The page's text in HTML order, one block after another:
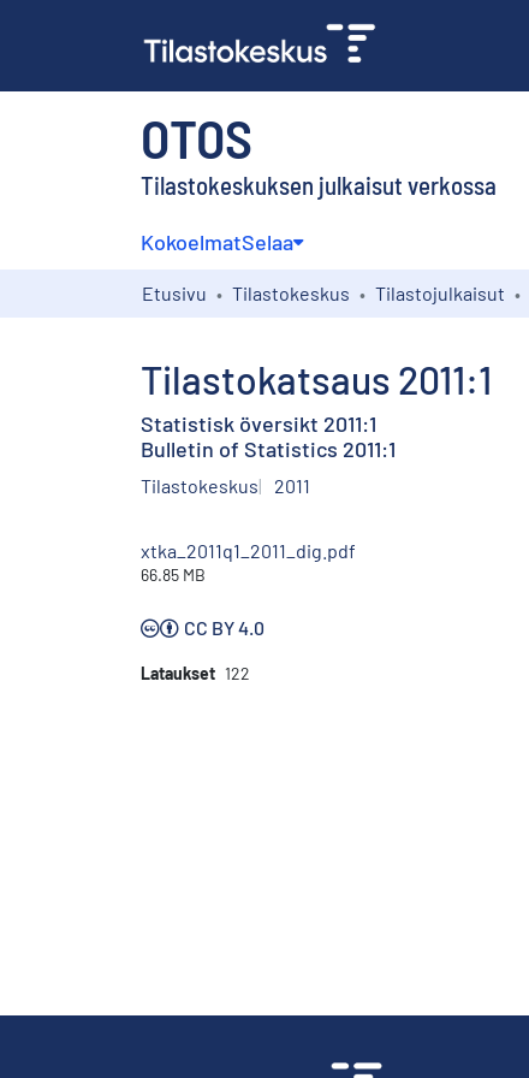
OTOS
Tilastokeskuksen julkaisut verkossa
KokoelmatSelaa
Etusivu Tilastokeskus Tilastojulkaisut
Tilastokatsaus 2011:1
Statistisk översikt 2011:1
Bulletin of Statistics 2011:1
Tilastokeskus 2011
xtka_2011q1_2011_dig.pdf
66.85 MB
CC BY 4.0
Lataukset 122